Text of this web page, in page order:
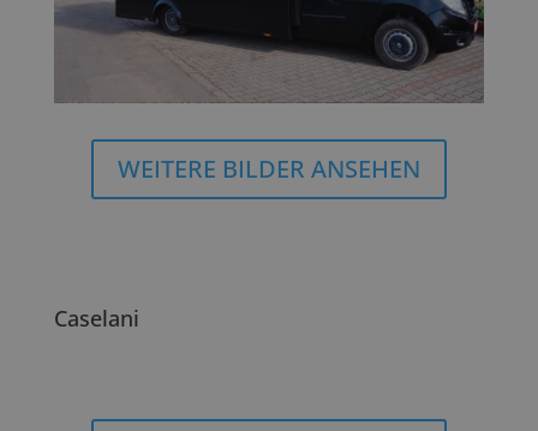
WEITERE BILDER ANSEHEN
Caselani